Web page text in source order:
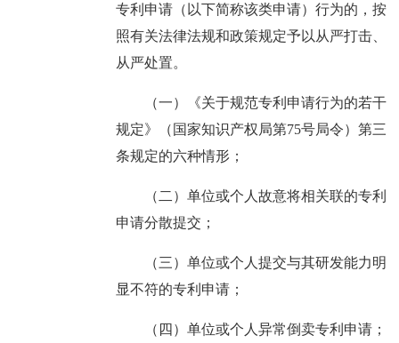
专利申请（以下简称该类申请）行为的，按
照有关法律法规和政策规定予以从严打击、
从严处置。
（一）《关于规范专利申请行为的若干
规定》（国家知识产权局第75号局令）第三
条规定的六种情形；
（二）单位或个人故意将相关联的专利
申请分散提交；
（三）单位或个人提交与其研发能力明
显不符的专利申请；
（四）单位或个人异常倒卖专利申请；